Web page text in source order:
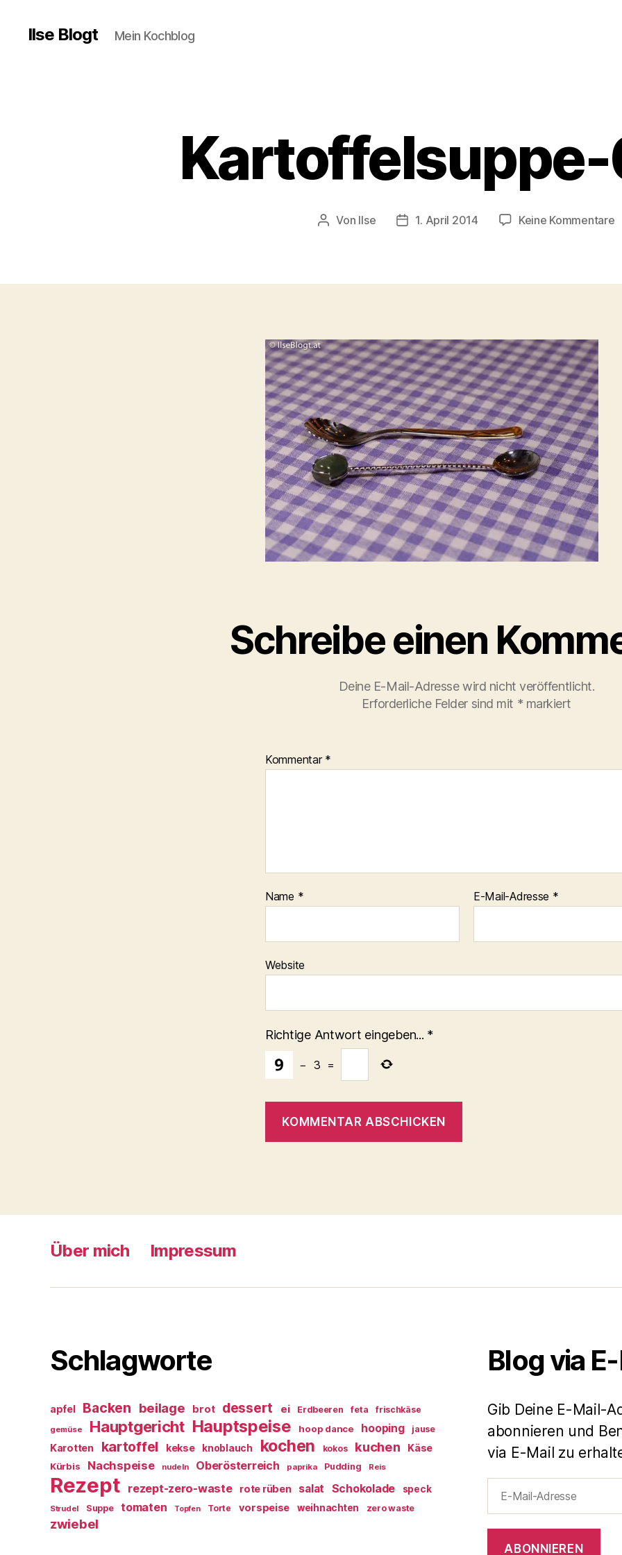
Ilse Blogt Mein Kochblog
Beitragsautor
Von Ilse Beitragsdatum
1. April 2014 Keine Kommentare
Schreibe einen
Deine E-Mail-Adresse wird nicht veröffentlicht.
Erforderliche Felder sind mit * markiert
Kommentar *
Name * E-Mail-Adresse *
Website
Richtige Antwort eingeben... *
− 3 =
Über mich Impressum
Schlagworte
apfel Backen beilage brot dessert ei Erdbeeren feta frischkäse
gemüse Hauptgericht Hauptspeise hoop dance hooping jause
Karotten kartoffel kekse knoblauch kochen kokos kuchen Käse
Kürbis Nachspeise nudeln Oberösterreich paprika Pudding Reis
Rezept rezept-zero-waste rote rüben salat Schokolade speck
Strudel Suppe tomaten Topfen Torte vorspeise weihnachten zero waste
zwiebel
Blog via
Gib Deine E-Mail-
abonnieren und
via E-Mail zu
Mail-
ABONNIEREN